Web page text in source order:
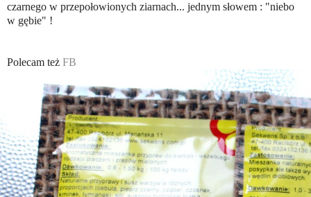
czarnego w przepołowionych ziarnach... jednym słowem : "niebo
w gębie" !
Polecam też FB